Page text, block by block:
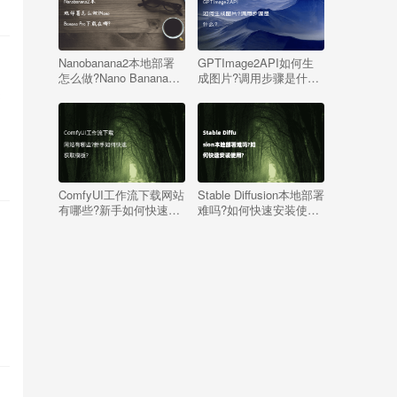
Nanobanana2本地部署
怎么做?Nano Banana
GPTImage2API如何生
成图片?调用步骤是什
ComfyUI工作流下载网站
有哪些?新手如何快速获
Stable Diffusion本地部署
难吗?如何快速安装使